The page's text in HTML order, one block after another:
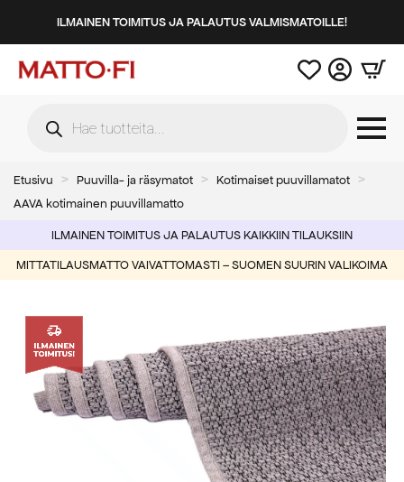
ILMAINEN TOIMITUS JA PALAUTUS VALMISMATOILLE!
search
Etusivu Puuvilla- ja räsymatot
Kotimaiset puuvillamatot
AAVA kotimainen puuvillamatto
ILMAINEN TOIMITUS JA PALAUTUS KAIKKIIN TILAUKSIIN
MITTATILAUSMATTO VAIVATTOMASTI – SUOMEN SUURIN VALIKOIMA